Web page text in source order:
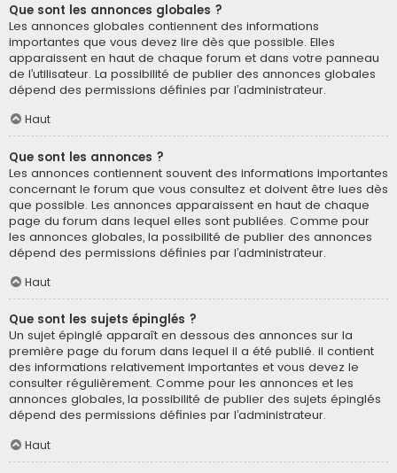
Que sont les annonces globales ?
Les annonces globales contiennent des informations
importantes que vous devez lire dès que possible. Elles
apparaissent en haut de chaque forum et dans votre panneau
de l’utilisateur. La possibilité de publier des annonces globales
dépend des permissions définies par l’administrateur.
Haut
Que sont les annonces ?
Les annonces contiennent souvent des informations importantes
concernant le forum que vous consultez et doivent être lues dès
que possible. Les annonces apparaissent en haut de chaque
page du forum dans lequel elles sont publiées. Comme pour
les annonces globales, la possibilité de publier des annonces
dépend des permissions définies par l’administrateur.
Haut
Que sont les sujets épinglés ?
Un sujet épinglé apparaît en dessous des annonces sur la
première page du forum dans lequel il a été publié. il contient
des informations relativement importantes et vous devez le
consulter régulièrement. Comme pour les annonces et les
annonces globales, la possibilité de publier des sujets épinglés
dépend des permissions définies par l’administrateur.
Haut